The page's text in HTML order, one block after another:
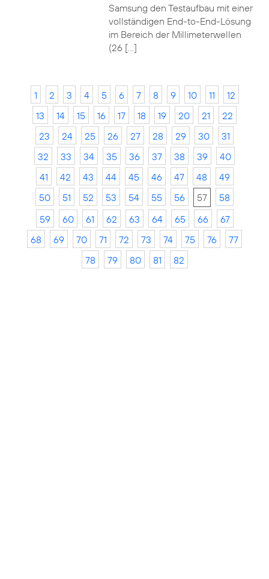
Samsung den Testaufbau mit einer
vollständigen End-to-End-Lösung
im Bereich der Millimeterwellen
(26 […]
1 2 3 4 5 6 7 8 9 10 11
12
13
14 15 16 17 18 19 20 21
22
23
24 25 26 27 28 29 30
31
32
33 34 35 36 37 38 39
40
41
42 43 44 45 46 47 48
49
50
51 52 53 54 55 56 57
58
59
60 61 62 63 64 65 66
67
68
69 70 71 72 73 74 75 76
77
78
79 80 81 82